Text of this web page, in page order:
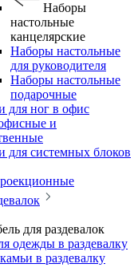
Наборы
настольные
канцелярские
Наборы настольные
для руководителя
Наборы настольные
подарочные
для ног в офис
и
для системных блоков
для раздевалок
одежды в раздевалку
в раздевалку